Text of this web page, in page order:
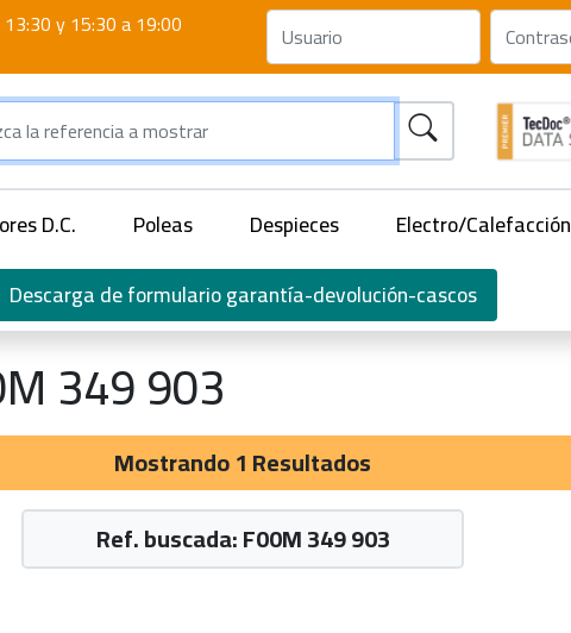
y 15:30 a 19:00
D.C. Poleas Despieces Electro/Calefacción
Descarga de formulario garantía-devolución-cascos
349 903
Mostrando 1 Resultados
Ref. buscada: F00M 349 903